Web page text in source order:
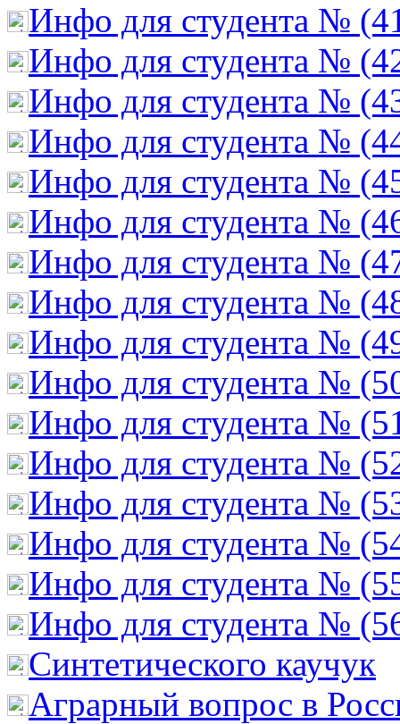
Инфо для студента №
Инфо для студента №
Инфо для студента №
Инфо для студента №
Инфо для студента №
Инфо для студента №
Инфо для студента №
Инфо для студента №
Инфо для студента №
Инфо для студента №
Инфо для студента №
Инфо для студента №
Инфо для студента №
Инфо для студента №
Инфо для студента №
Инфо для студента №
Cинтетического каучук
Аграрный вопрос в